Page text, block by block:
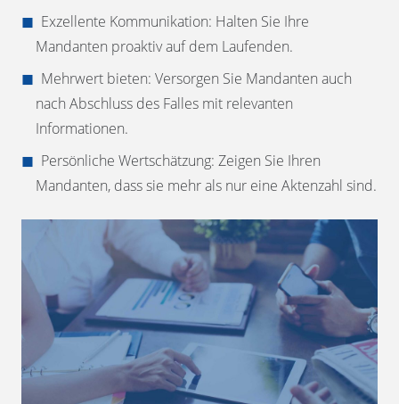
Exzellente Kommunikation: Halten Sie Ihre
Mandanten proaktiv auf dem Laufenden.
Mehrwert bieten: Versorgen Sie Mandanten auch
nach Abschluss des Falles mit relevanten
Informationen.
Persönliche Wertschätzung: Zeigen Sie Ihren
Mandanten, dass sie mehr als nur eine Aktenzahl sind.